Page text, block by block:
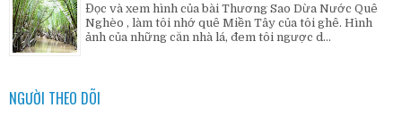
Đọc và xem hình của bài Thương Sao Dừa Nước Quê
Nghèo , làm tôi nhớ quê Miền Tây của tôi ghê. Hình
ảnh của những căn nhà lá, đem tôi ngược d...
NGƯỜI THEO DÕI